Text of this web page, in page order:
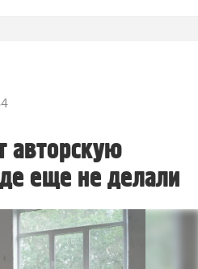
авторскую
еще не делали